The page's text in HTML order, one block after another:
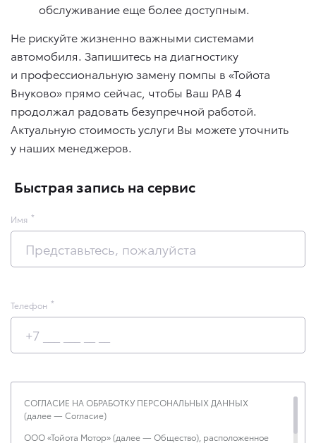
обслуживание еще более доступным.
Не рискуйте жизненно важными системами
автомобиля. Запишитесь на диагностику
и профессиональную замену помпы в «Тойота
Внуково» прямо сейчас, чтобы Ваш РАВ 4
продолжал радовать безупречной работой.
Актуальную стоимость услуги Вы можете уточнить
у наших менеджеров.
Быстрая запись на сервис
Имя
Телефон
СОГЛАСИЕ НА ОБРАБОТКУ ПЕРСОНАЛЬНЫХ ДАННЫХ
(далее — Согласие)
ООО «Тойота Мотор» (далее — Общество), расположенное